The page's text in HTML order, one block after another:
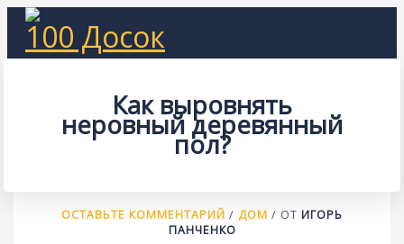
Перейти
содержимому
100 Досок
Как выровнять
неровный деревянный
пол?
ОСТАВЬТЕ КОММЕНТАРИЙ / ДОМ / ОТ ИГОРЬ
ПАНЧЕНКО